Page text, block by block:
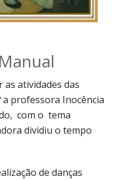
as atividades das
a professora Inocência
com o tema
dividiu o tempo
de danças